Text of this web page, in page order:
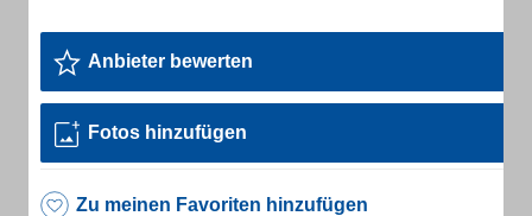
Anbieter bewerten
Fotos hinzufügen
Zu meinen Favoriten hinzufügen